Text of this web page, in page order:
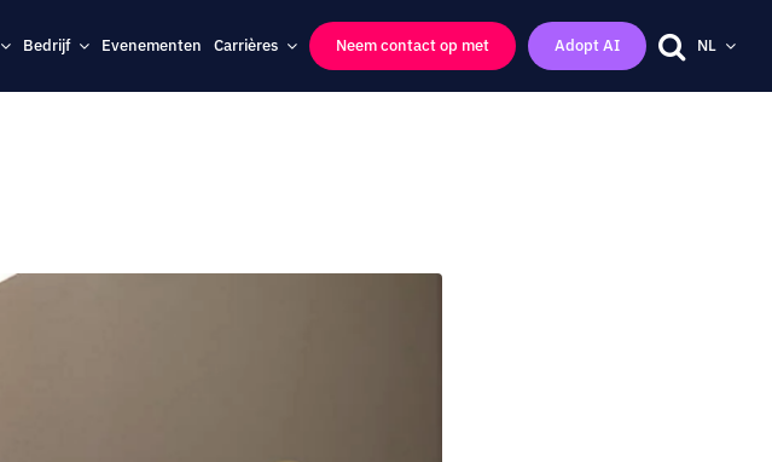
Bedrijf Evenementen Carrières Neem contact op met Adopt AI NL